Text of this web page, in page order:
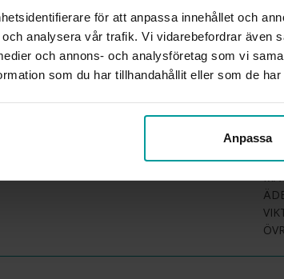
för att anpassa innehållet och
analysera vår trafik. Vi vidarebefordrar även
och annons- och analysföretag som vi
som du har tillhandahållit eller som de
Anpassa